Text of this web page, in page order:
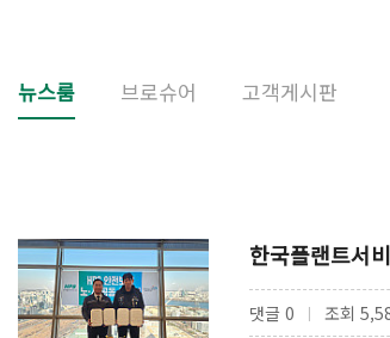
뉴스룸 브로슈어 고객게시판
한국플랜트서
댓글 0 | 조회